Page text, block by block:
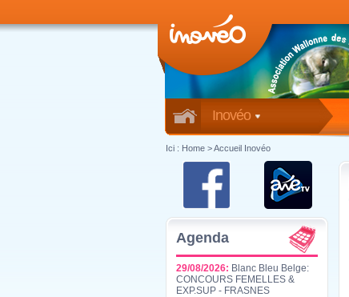
Inovéo
Ici : Home >Accueil Inovéo
Agenda
29/08/2026: Blanc Bleu Belge:
CONCOURS FEMELLES &
EXP.SUP - FRASNES